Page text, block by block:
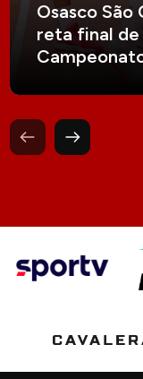
Osasco São
reta final